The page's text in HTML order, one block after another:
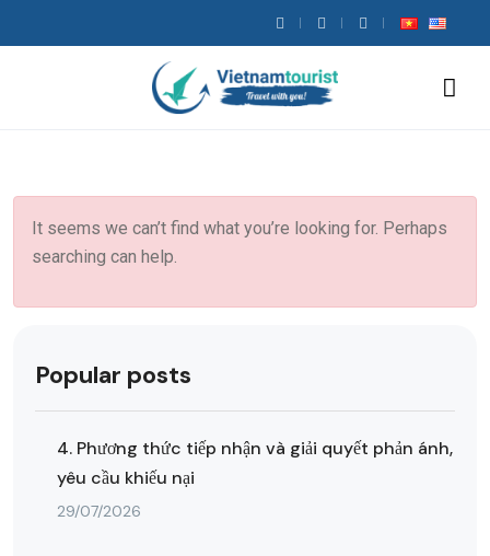
It seems we can’t find what you’re looking for. Perhaps
searching can help.
Popular posts
4. Phương thức tiếp nhận và giải quyết phản ánh,
yêu cầu khiếu nại
29/07/2026